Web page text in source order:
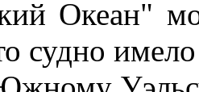
Океан"
судно